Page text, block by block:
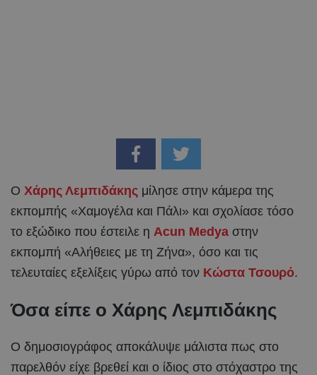
Ο Χάρης Λεμπιδάκης μίλησε στην κάμερα της
εκπομπής «Χαμογέλα και Πάλι» και σχολίασε τόσο
το εξώδικο που έστειλε η Acun Medya στην
εκπομπή «Αλήθειες με τη Ζήνα», όσο και τις
τελευταίες εξελίξεις γύρω από τον Κώστα Τσουρό.
Όσα είπε ο Χάρης Λεμπιδάκης
Ο δημοσιογράφος αποκάλυψε μάλιστα πως στο
παρελθόν είχε βρεθεί και ο ίδιος στο στόχαστρο της